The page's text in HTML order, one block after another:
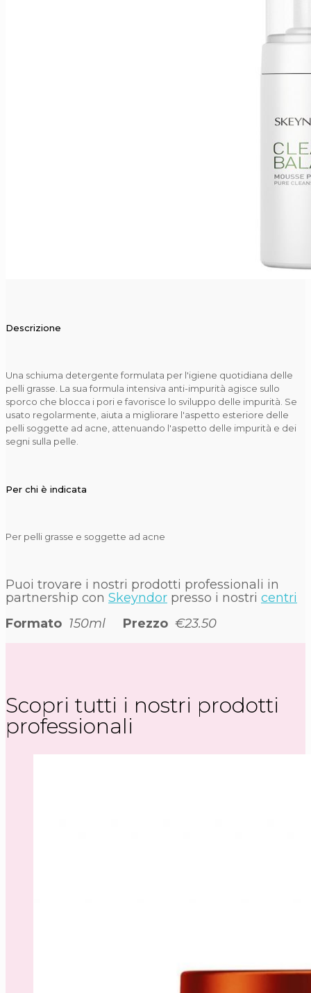
Descrizione
Una schiuma detergente formulata per l'igiene quotidiana delle
pelli grasse. La sua formula intensiva anti-impurità agisce sullo
sporco che blocca i pori e favorisce lo sviluppo delle impurità. Se
usato regolarmente, aiuta a migliorare l'aspetto esteriore delle
pelli soggette ad acne, attenuando l'aspetto delle impurità e dei
segni sulla pelle.
Per chi è indicata
Per pelli grasse e soggette ad acne
Puoi trovare i nostri prodotti professionali in
partnership con Skeyndor presso i nostri centri
Formato 150ml Prezzo €23.50
Scopri tutti i nostri prodotti
professionali